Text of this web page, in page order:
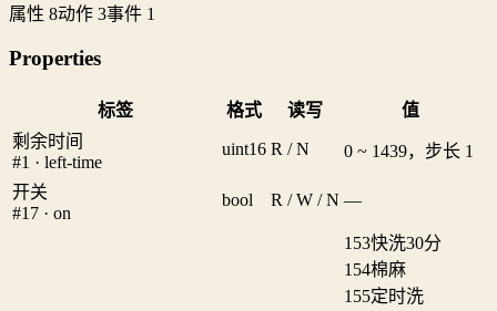
属性 8动作 3事件 1
Properties
标签 格式 读写
值
剩余时间
#1 · left-time
uint16 R / N 0 ~ 1439，步长 1
开关
#17 · on
bool R / W / N —
153快洗30分
154棉麻
155定时洗